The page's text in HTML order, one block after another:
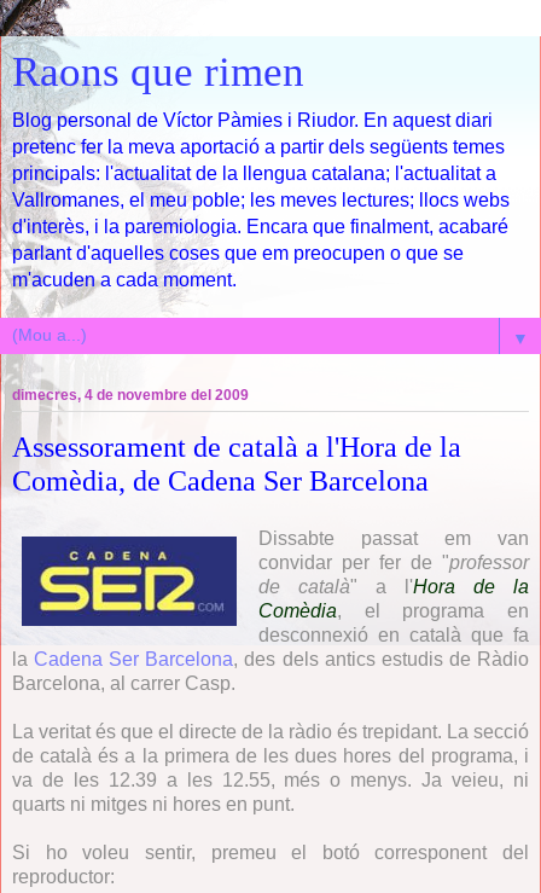
Raons que rimen
Blog personal de Víctor Pàmies i Riudor. En aquest diari
pretenc fer la meva aportació a partir dels següents temes
principals: l'actualitat de la llengua catalana; l'actualitat a
Vallromanes, el meu poble; les meves lectures; llocs webs
d'interès, i la paremiologia. Encara que finalment, acabaré
parlant d'aquelles coses que em preocupen o que se
m'acuden a cada moment.
▼
dimecres, 4 de novembre del 2009
Assessorament de català a l'Hora de la
Comèdia, de Cadena Ser Barcelona
Dissabte passat em van
convidar per fer de "professor
de català" a l'Hora de la
Comèdia, el programa en
desconnexió en català que fa
la Cadena Ser Barcelona, des dels antics estudis de Ràdio
Barcelona, al carrer Casp.
La veritat és que el directe de la ràdio és trepidant. La secció
de català és a la primera de les dues hores del programa, i
va de les 12.39 a les 12.55, més o menys. Ja veieu, ni
quarts ni mitges ni hores en punt.
Si ho voleu sentir, premeu el botó corresponent del
reproductor: